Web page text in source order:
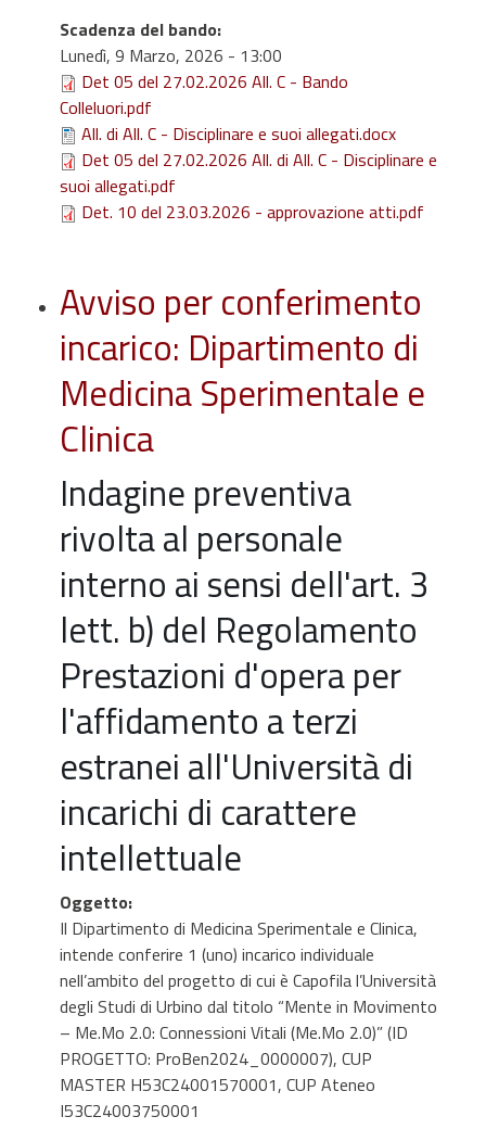
Scadenza del bando:
Lunedì, 9 Marzo, 2026 - 13:00
Det 05 del 27.02.2026 All. C - Bando
Colleluori.pdf
All. di All. C - Disciplinare e suoi allegati.docx
Det 05 del 27.02.2026 All. di All. C - Disciplinare e
suoi allegati.pdf
Det. 10 del 23.03.2026 - approvazione atti.pdf
Avviso per conferimento
incarico: Dipartimento di
Medicina Sperimentale e
Clinica
Indagine preventiva
rivolta al personale
interno ai sensi dell'art. 3
lett. b) del Regolamento
Prestazioni d'opera per
l'affidamento a terzi
estranei all'Università di
incarichi di carattere
intellettuale
Oggetto:
Il Dipartimento di Medicina Sperimentale e Clinica,
intende conferire 1 (uno) incarico individuale
nell’ambito del progetto di cui è Capofila l’Università
degli Studi di Urbino dal titolo “Mente in Movimento
– Me.Mo 2.0: Connessioni Vitali (Me.Mo 2.0)” (ID
PROGETTO: ProBen2024_0000007), CUP
MASTER H53C24001570001, CUP Ateneo
I53C24003750001